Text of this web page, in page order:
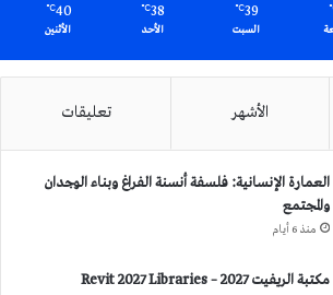
39
℃
السبت
38
℃
الأحد
40
℃
الأثنين
الأشهر تعليقات
العمارة الإنسانية: فلسفة أنسنة الفراغ وبناء الوجدان
والمجتمع
منذ 6 أيام
مكتبة الريفيت 2027 – Revit 2027 Libraries